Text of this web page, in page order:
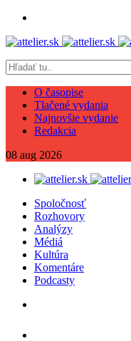
O časopise
Tlačené vydania
Najnovšie vydanie
Redakcia
08 aug 2026
Spoločnosť
Rozhovory
Analýzy
Médiá
Kultúra
Komentáre
Podcasty